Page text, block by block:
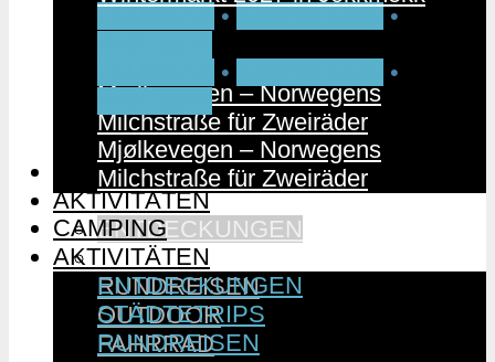
FAHRRAD • NORWEGEN •
Mjølkevegen – Norwegens
Milchstraße für Zweiräder
CAMPING
AKTIVITÄTEN
ENTDECKUNGEN
STÄDTETRIPS
RUNDREISEN
OUTDOOR
FAHRRAD
•
•
Mjølkevegen – Norwegens
Milchstraße für Zweiräder
CAMPING
AKTIVITÄTEN
ENTDECKUNGEN
STÄDTETRIPS
RUNDREISEN